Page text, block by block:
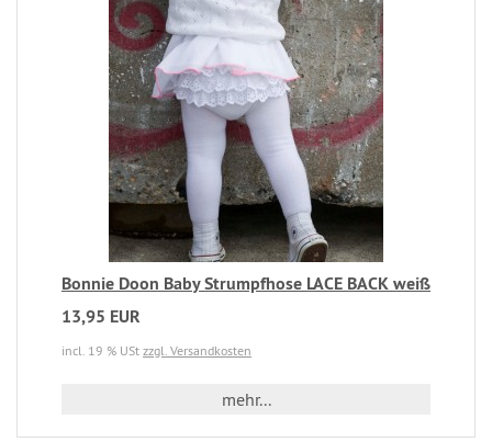
Bonnie Doon Baby Strumpfhose LACE BACK weiß
13,95 EUR
incl. 19 % USt zzgl. Versandkosten
mehr...